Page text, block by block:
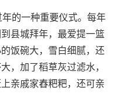
的一种重要仪式。每年
县城拜年，最爱提一篮
饭碗大，雪白细腻，还
，加了稻草灰过滤水，
亲戚家舂粑粑，还可亲